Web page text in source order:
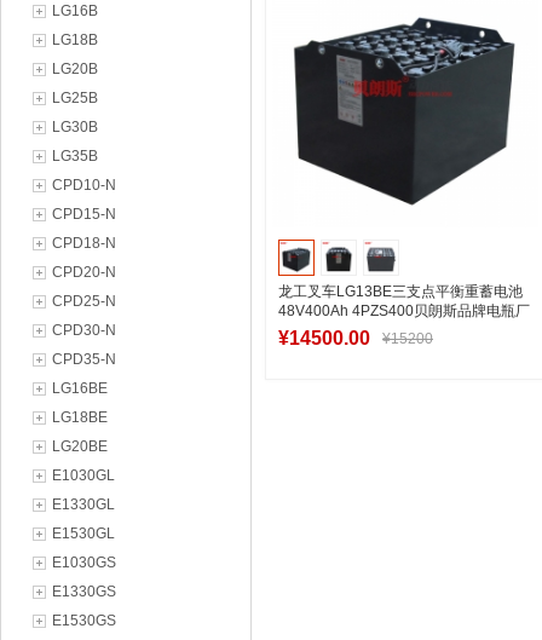
LG16B
LG18B
LG20B
LG25B
LG30B
LG35B
CPD10-N
CPD15-N
CPD18-N
CPD20-N
CPD25-N
CPD30-N
CPD35-N
LG16BE
LG18BE
LG20BE
E1030GL
E1330GL
E1530GL
E1030GS
E1330GS
E1530GS
龙工叉车LG13BE三支点平衡重蓄电池
48V400Ah 4PZS400贝朗斯品牌电瓶厂
家批发
¥14500.00 ¥15200